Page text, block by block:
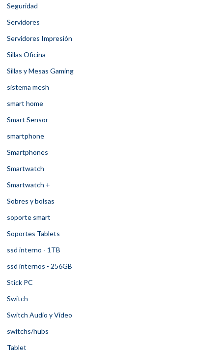
Seguridad
Servidores
Servidores Impresión
Sillas Oficina
Sillas y Mesas Gaming
sistema mesh
smart home
Smart Sensor
smartphone
Smartphones
Smartwatch
Smartwatch +
Sobres y bolsas
soporte smart
Soportes Tablets
ssd interno - 1TB
ssd internos - 256GB
Stick PC
Switch
Switch Audio y Video
switchs/hubs
Tablet